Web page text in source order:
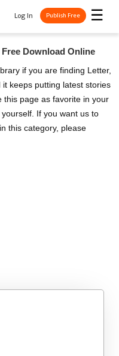
☰
Log In Publish Free
Download Online
if you are finding Letter,
keeps putting latest stories
this page as favorite in your
If you want us to
this category, please